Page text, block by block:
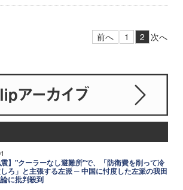
前へ 1 2 次へ
震】"クーラーなし避難所"で、「防衛費を削って冷
ろ」と主張する左派 ─ 中国に忖度した左派の我田
に批判殺到